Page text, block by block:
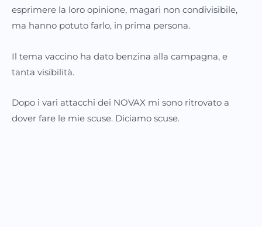
esprimere la loro opinione, magari non condivisibile,
ma hanno potuto farlo, in prima persona.
Il tema vaccino ha dato benzina alla campagna, e
tanta visibilità.
Dopo i vari attacchi dei NOVAX mi sono ritrovato a
dover fare le mie scuse. Diciamo scuse.